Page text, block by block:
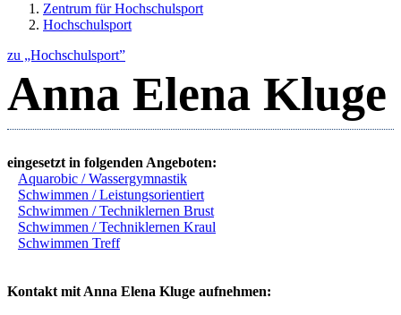
Zentrum für Hochschulsport
Hochschulsport
zu „Hochschulsport”
Anna Elena Kluge
eingesetzt in folgenden Angeboten:
Aquarobic / Wassergymnastik
Schwimmen / Leistungsorientiert
Schwimmen / Techniklernen Brust
Schwimmen / Techniklernen Kraul
Schwimmen Treff
Kontakt mit Anna Elena Kluge aufnehmen: